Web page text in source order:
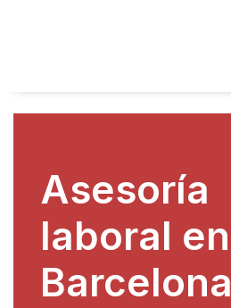
Asesoría
laboral en
Barcelona